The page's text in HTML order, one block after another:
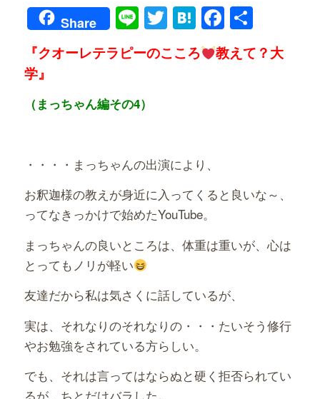
Share LineTwitter
Hatena共
有
『クオーレテラピーのこころ
教えて？大
学』
（まっちゃん編その4）
・・・・まっちゃんの出演により、
お釈迦様の教えが身近に入ってくると良いな～、
ってなきっかけで始めたYouTube。
まっちゃんの良いところは、体重は重いが、心は
とってもノリが軽い
友達だから私は気さくに話しているが、
実は、それなりのそれなりの・・・たいそう修行
やお勉強をされている方らしい。
でも、それは言ってはならぬと硬く拒否られてい
るが、ちとだけバラした。